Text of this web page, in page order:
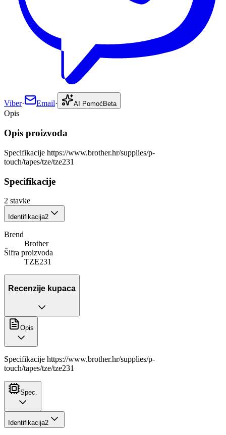
Viber· Email· AI Pomoć Beta
Opis
Opis proizvoda
Specifikacije https://www.brother.hr/supplies/p-
touch/tapes/tze/tze231
Specifikacije
2 stavke
Identifikacija2
Brend
Brother
Šifra proizvoda
TZE231
Recenzije kupaca
Opis
Specifikacije https://www.brother.hr/supplies/p-
touch/tapes/tze/tze231
Spec.
Identifikacija2